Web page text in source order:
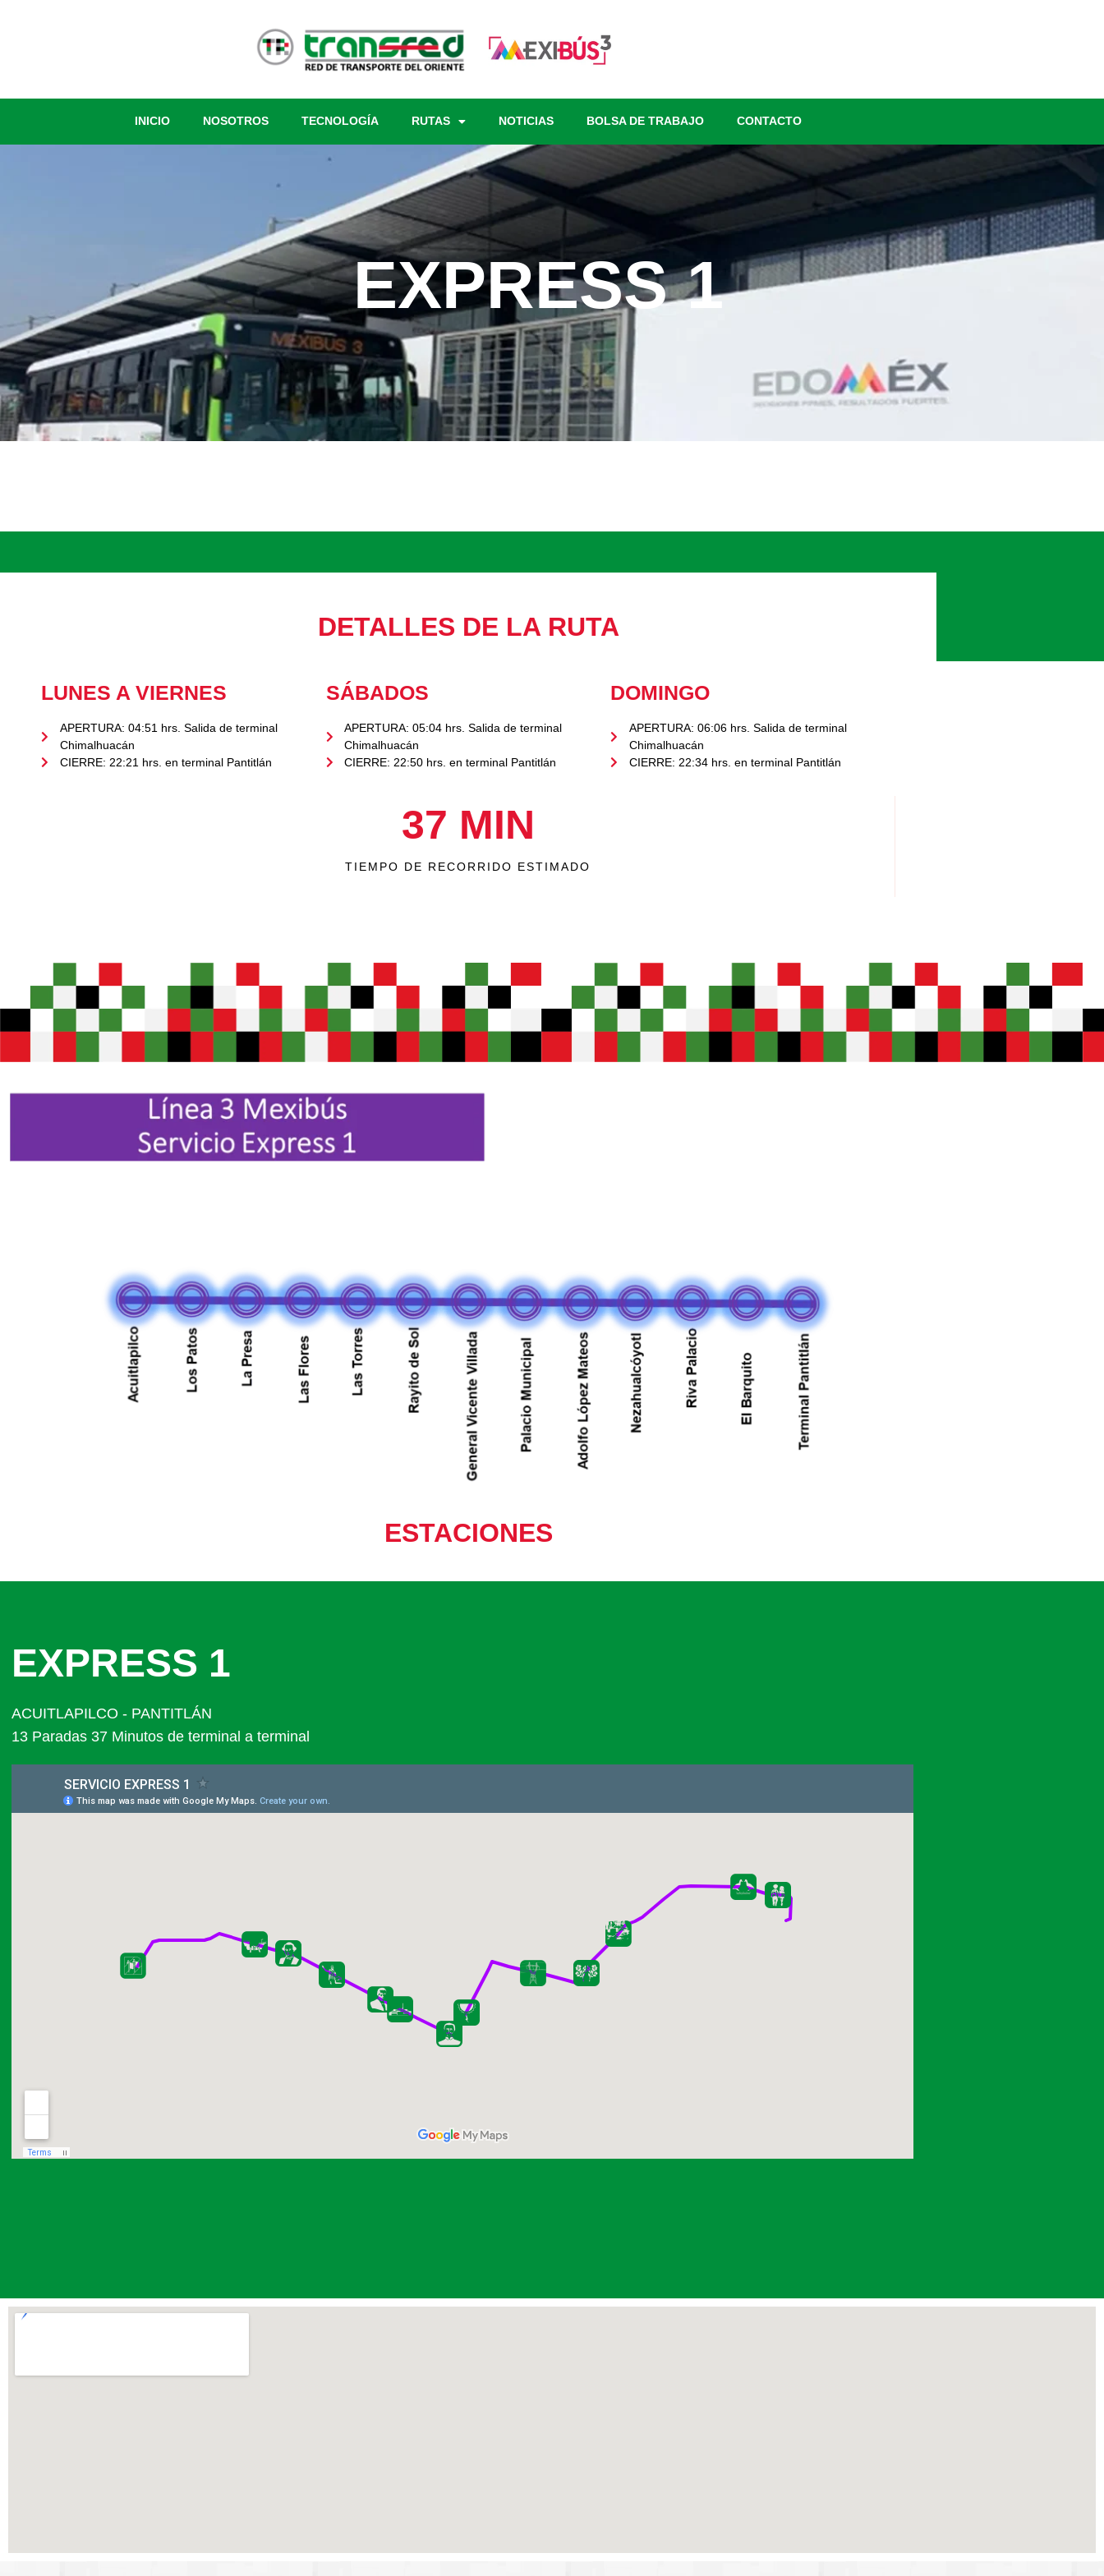
INICIO NOSOTROS TECNOLOGÍA RUTAS NOTICIAS BOLSA DE TRABAJO CONTACTO
EXPRESS 1
DETALLES DE LA RUTA
LUNES A VIERNES
APERTURA: 04:51 hrs. Salida de terminal
Chimalhuacán
CIERRE: 22:21 hrs. en terminal Pantitlán
SÁBADOS
APERTURA: 05:04 hrs. Salida de terminal
Chimalhuacán
CIERRE: 22:50 hrs. en terminal Pantitlán
DOMINGO
APERTURA: 06:06 hrs. Salida de terminal
Chimalhuacán
CIERRE: 22:34 hrs. en terminal Pantitlán
TIEMPO DE RECORRIDO ESTIMADO
37 MIN
ESTACIONES
EXPRESS 1
ACUITLAPILCO - PANTITLÁN
13 Paradas 37 Minutos de terminal a terminal